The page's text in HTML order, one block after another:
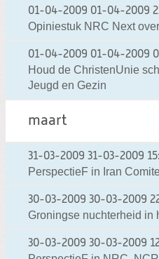
01-04-2009 01-04-2009
Opiniestuk NRC Next
01-04-2009 01-04-2009
Houd de ChristenUnie
Jeugd en Gezin
maart
31-03-2009 31-03-2009
PerspectieF in Iran
30-03-2009 30-03-2009
Groningse nuchterheid in
30-03-2009 30-03-2009